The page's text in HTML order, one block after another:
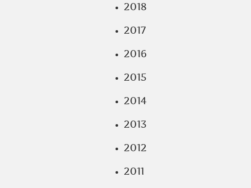
2018
2017
2016
2015
2014
2013
2012
2011